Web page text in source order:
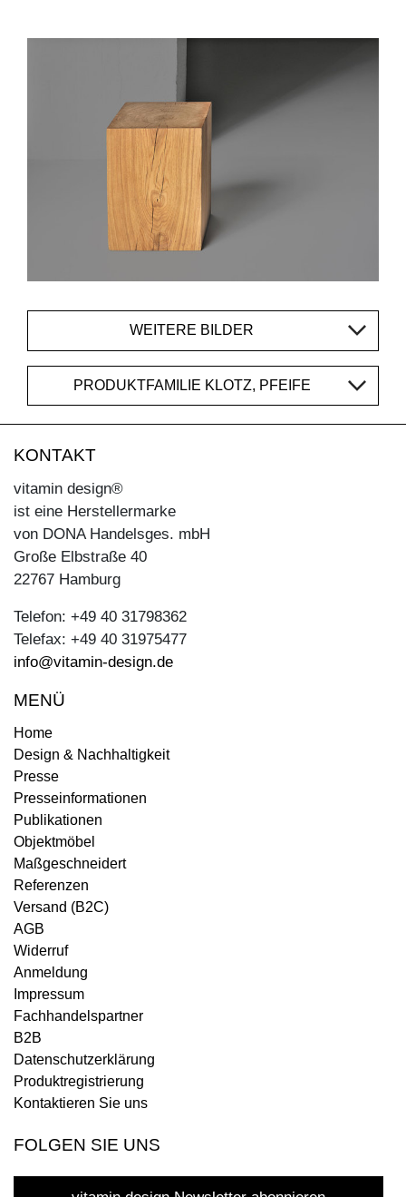
WEITERE BILDER
PRODUKTFAMILIE KLOTZ, PFEIFE
KONTAKT
vitamin design®
ist eine Herstellermarke
von DONA Handelsges. mbH
Große Elbstraße 40
22767 Hamburg
Telefon: +49 40 31798362
Telefax: +49 40 31975477
info@vitamin-design.de
MENÜ
Home
Design & Nachhaltigkeit
Presse
Presseinformationen
Publikationen
Objektmöbel
Maßgeschneidert
Referenzen
Versand (B2C)
AGB
Widerruf
Anmeldung
Impressum
Fachhandelspartner
B2B
Datenschutzerklärung
Produktregistrierung
Kontaktieren Sie uns
FOLGEN SIE UNS